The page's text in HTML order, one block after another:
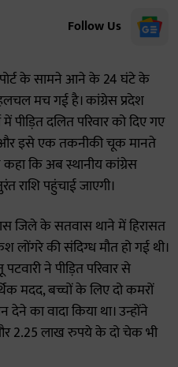
Follow Us
के सामने आने के 24 घंटे के
मच गई है। कांग्रेस प्रदेश
में पीड़ित दलित परिवार को दिए गए
इसे एक तकनीकी चूक मानते
कि अब स्थानीय कांग्रेस
राशि पहुंचाई जाएगी।
जिले के सतवास थाने में हिरासत
लोंगरे की संदिग्ध मौत हो गई थी।
ने पीड़ित परिवार से
मदद, बच्चों के लिए दो कमरों
का वादा किया था। उन्होंने
2.25 लाख रुपये के दो चेक भी